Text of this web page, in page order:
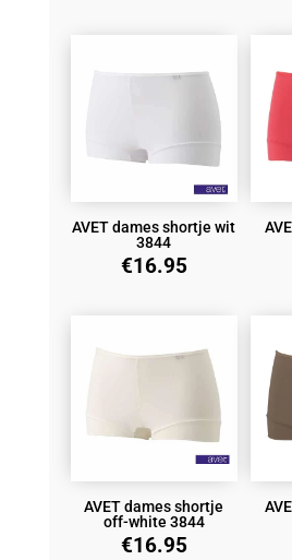
AVET dames shortje wit
3844
€16.95
AVET dames shortje
off-white 3844
€16.95